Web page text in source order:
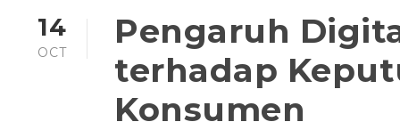
14
OCT
Pengaruh
terhadap
Konsumen